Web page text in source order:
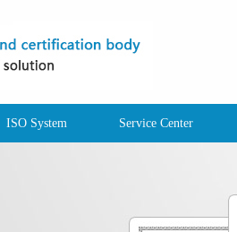
ISO System Service Center